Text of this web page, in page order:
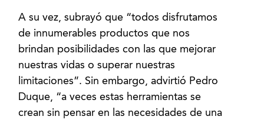
A su vez, subrayó que “todos disfrutamos
de innumerables productos que nos
brindan posibilidades con las que mejorar
nuestras vidas o superar nuestras
limitaciones”. Sin embargo, advirtió Pedro
Duque, “a veces estas herramientas se
crean sin pensar en las necesidades de una